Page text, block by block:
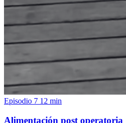
Episodio 7 12 min
Alimentación post operatoria